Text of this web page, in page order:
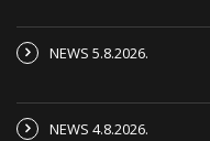
NEWS 5.8.2026.
NEWS 4.8.2026.